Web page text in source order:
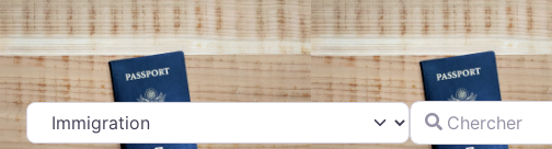
Catégorie Chercher